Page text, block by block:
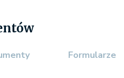
Formularze